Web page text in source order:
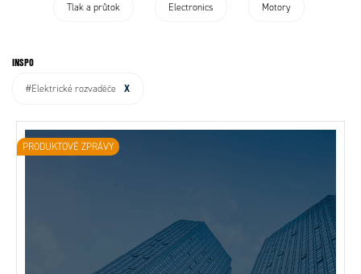
Tlak a průtok Electronics Motory
INSPO
#Elektrické rozvaděče X
PRODUKTOVÉ ZPRÁVY